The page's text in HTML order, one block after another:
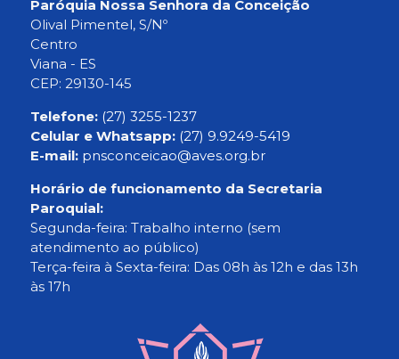
Paróquia Nossa Senhora da Conceição
Olival Pimentel, S/Nº
Centro
Viana - ES
CEP: 29130-145
Telefone: (27) 3255-1237
Celular e Whatsapp: (27) 9.9249-5419
E-mail: pnsconceicao@aves.org.br
Horário de funcionamento da Secretaria
Paroquial:
Segunda-feira: Trabalho interno (sem
atendimento ao público)
Terça-feira à Sexta-feira: Das 08h às 12h e das 13h
às 17h